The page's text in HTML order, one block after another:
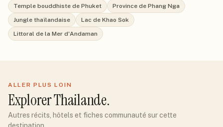
Temple bouddhiste de Phuket
Province de Phang Nga
Jungle thaïlandaise
Lac de Khao Sok
Littoral de la Mer d'Andaman
ALLER PLUS LOIN
ExplorerThailande.
Autres récits, hôtels et fiches communauté sur cette